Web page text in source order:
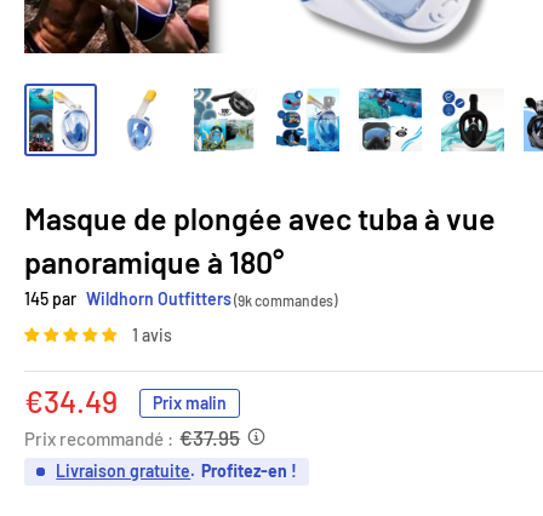
Masque de plongée avec tuba à vue
panoramique à 180°
145 par Wildhorn Outfitters(9k commandes)
1 avis
Prix
réduit
€34.49 Prix malin
Prix recommandé : €37.95
Livraison gratuite. Profitez-en !